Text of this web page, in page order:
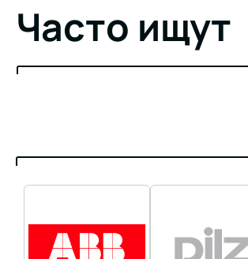
Часто ищут